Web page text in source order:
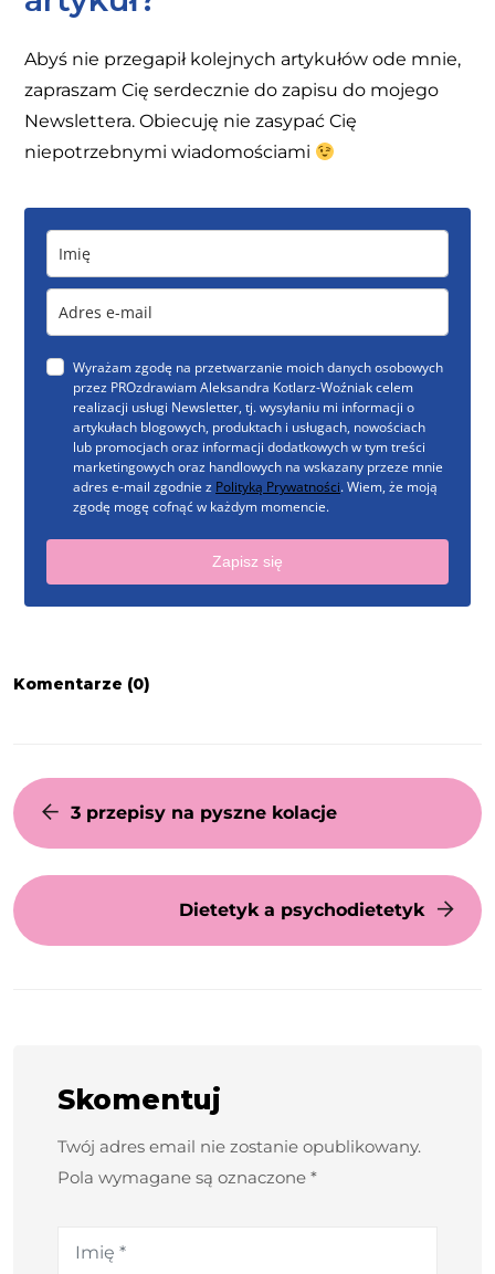
Abyś nie przegapił kolejnych artykułów ode mnie,
zapraszam Cię serdecznie do zapisu do mojego
Newslettera. Obiecuję nie zasypać Cię
niepotrzebnymi wiadomościami
Wyrażam zgodę na przetwarzanie moich danych osobowych
przez PROzdrawiam Aleksandra Kotlarz-Woźniak celem
realizacji usługi Newsletter, tj. wysyłaniu mi informacji o
artykułach blogowych, produktach i usługach, nowościach
lub promocjach oraz informacji dodatkowych w tym treści
marketingowych oraz handlowych na wskazany przeze mnie
adres e-mail zgodnie z Polityką Prywatności. Wiem, że moją
zgodę mogę cofnąć w każdym momencie.
Zapisz się
Komentarze (0)
3 przepisy na pyszne kolacje
Dietetyk a psychodietetyk
Skomentuj
Twój adres email nie zostanie opublikowany.
Pola wymagane są oznaczone *